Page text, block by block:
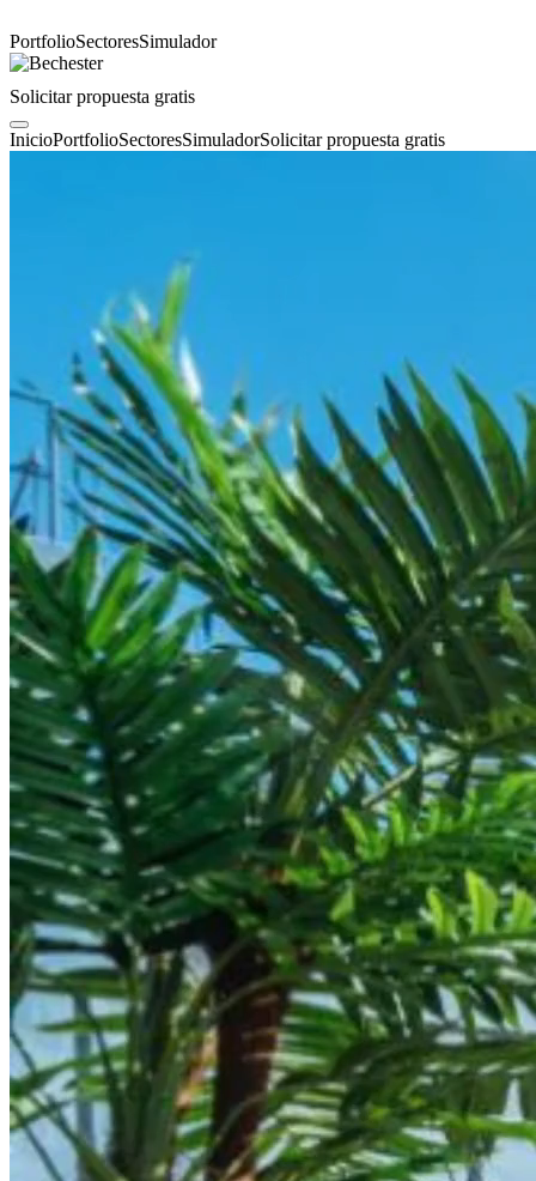
PortfolioSectoresSimulador
Solicitar propuesta gratis
InicioPortfolioSectoresSimuladorSolicitar propuesta gratis